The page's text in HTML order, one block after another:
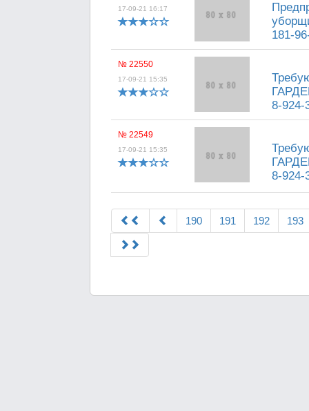
17-09-21 16:17
181-
№ 22550
17-09-21 15:35
8-924-
№ 22549
17-09-21 15:35
8-924-
190 191 192 193